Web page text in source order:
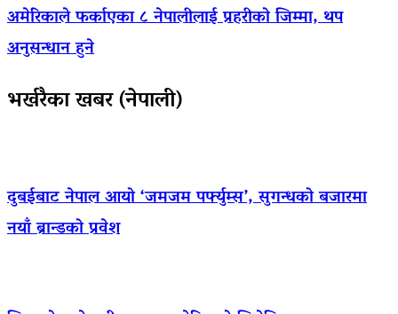
अमेरिकाले फर्काएका ८ नेपालीलाई प्रहरीको जिम्मा, थप
अनुसन्धान हुने
भर्खरैका खबर (नेपाली)
दुबईबाट नेपाल आयो ‘जमजम पर्फ्युम्स’, सुगन्धको बजारमा
नयाँ ब्रान्डको प्रवेश